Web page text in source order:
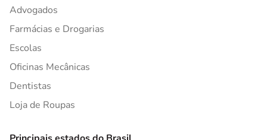
Advogados
Farmácias e Drogarias
Escolas
Oficinas Mecânicas
Dentistas
Loja de Roupas